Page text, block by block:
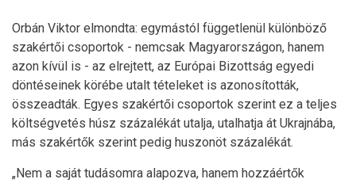
Orbán Viktor elmondta: egymástól függetlenül különböző
szakértői csoportok - nemcsak Magyarországon, hanem
azon kívül is - az elrejtett, az Európai Bizottság egyedi
döntéseinek körébe utalt tételeket is azonosították,
összeadták. Egyes szakértői csoportok szerint ez a teljes
költségvetés húsz százalékát utalja, utalhatja át Ukrajnába,
más szakértők szerint pedig huszonöt százalékát.
„Nem a saját tudásomra alapozva, hanem hozzáértők